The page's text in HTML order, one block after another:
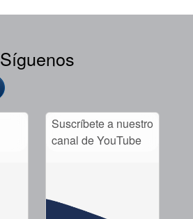
Síguenos
Suscríbete a nuestro
canal de YouTube